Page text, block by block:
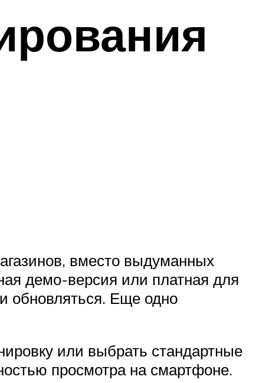
вместо выдуманных
демо-версия или платная для
обновляться. Еще одно
или выбрать стандартные
просмотра на смартфоне.